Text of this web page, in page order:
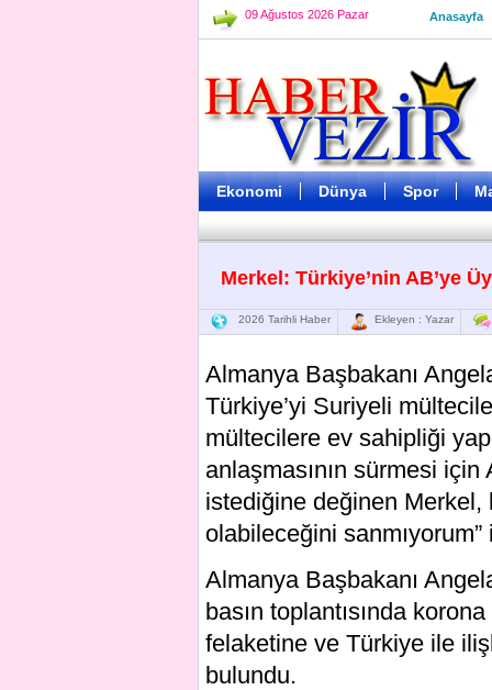
09 Ağustos 2026 Pazar Anasayfa
Ekonomi Dünya Spor
Merkel: Türkiye’nin AB’ye
2026 Tarihli Haber Ekleyen : Yazar
Almanya Başbakanı
Türkiye’yi Suriyeli
mültecilere ev sahipliği
anlaşmasının sürmesi
istediğine değinen Merkel,
olabileceğini
Almanya Başbakanı
basın toplantısında
felaketine ve Türkiye ile
bulundu.